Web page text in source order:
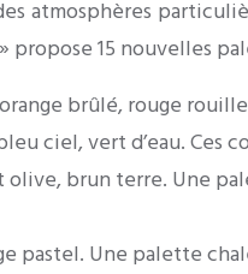
atmosphères
propose 15 nouvelles
brûlé, rouge
ciel, vert d’eau. Ces
olive, brun terre. Une
pastel. Une palette